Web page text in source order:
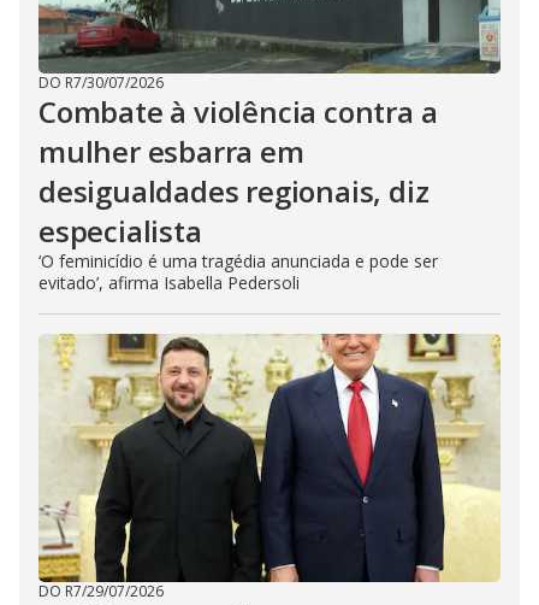
DO R7/30/07/2026
Combate à violência contra a
mulher esbarra em
desigualdades regionais, diz
especialista
‘O feminicídio é uma tragédia anunciada e pode ser
evitado’, afirma Isabella Pedersoli
DO R7/29/07/2026